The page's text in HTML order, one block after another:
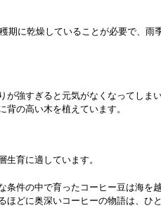
期に乾燥していることが必要で、雨
が強すぎると元気がなくなってしま
の高い木を植えています。
育に適しています。
件の中で育ったコーヒー豆は海を越
ほどに奥深いコーヒーの物語は、ひ